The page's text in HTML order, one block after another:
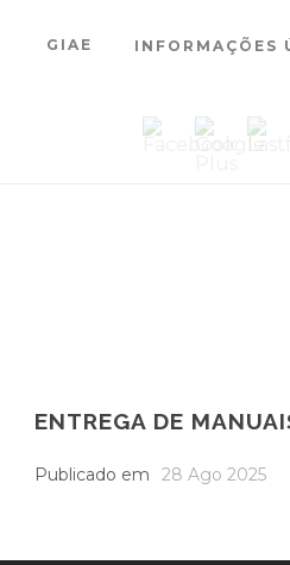
GIAE INFORMAÇÕES
ENTREGA DE
Publicado em 28 Ago 2025